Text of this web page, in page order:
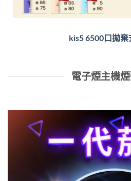
kis5 6500口拋棄
電子煙主機煙